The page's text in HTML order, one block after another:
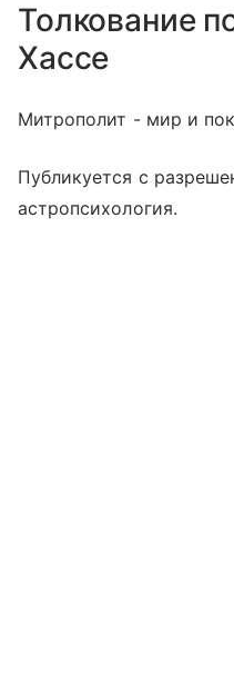
Толкование
Хассе
Митрополит - мир и
Публикуется с
астропсихология.